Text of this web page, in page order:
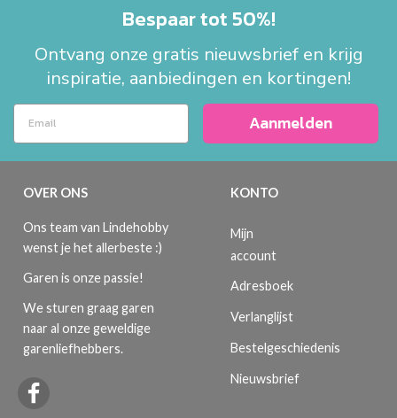
Bespaar tot 50%!
Ontvang onze gratis nieuwsbrief en krijg
inspiratie, aanbiedingen en kortingen!
Aanmelden
OVER ONS
Ons team van Lindehobby
wenst je het allerbeste :)
Garen is onze passie!
We sturen graag garen
naar al onze geweldige
garenliefhebbers.
KONTO
Mijn
account
Adresboek
Verlanglijst
Bestelgeschiedenis
Nieuwsbrief